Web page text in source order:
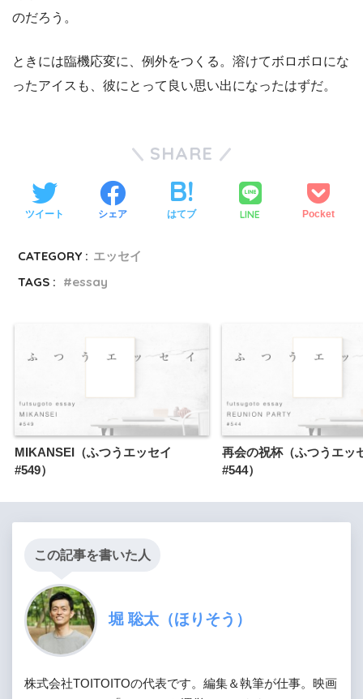
のだろう。
ときには臨機応変に、例外をつくる。溶けてボロボロにな
ったアイスも、彼にとって良い思い出になったはずだ。
SHARE
ツイート シェア はてブ LINE Pocket
CATEGORY : エッセイ
TAGS :
essay
MIKANSEI（ふつうエッセイ
#549）
再会の祝杯（ふつうエッ
#544）
この記事を書いた人
堀 聡太（ほりそう）
株式会社TOITOITOの代表です。編集＆執筆が仕事。映画